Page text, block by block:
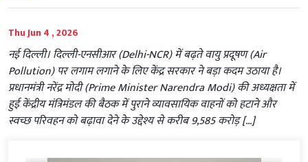
Thu Jun 4 , 2026
नई दिल्ली। दिल्ली-एनसीआर (Delhi-NCR) में बढ़ते वायु प्रदूषण (Air
Pollution) पर लगाम लगाने के लिए केंद्र सरकार ने बड़ा कदम उठाया है।
प्रधानमंत्री नरेंद्र मोदी (Prime Minister Narendra Modi) की अध्यक्षता में
हुई केंद्रीय मंत्रिमंडल की बैठक में पुराने व्यावसायिक वाहनों को हटाने और
स्वच्छ परिवहन को बढ़ावा देने के उद्देश्य से करीब 9,585 करोड़ […]